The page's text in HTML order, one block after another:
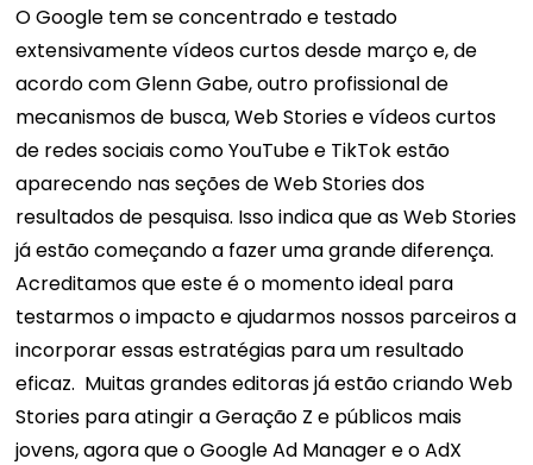
O Google tem se concentrado e testado
extensivamente vídeos curtos desde março e, de
acordo com Glenn Gabe, outro profissional de
mecanismos de busca, Web Stories e vídeos curtos
de redes sociais como YouTube e TikTok estão
aparecendo nas seções de Web Stories dos
resultados de pesquisa. Isso indica que as Web Stories
já estão começando a fazer uma grande diferença.
Acreditamos que este é o momento ideal para
testarmos o impacto e ajudarmos nossos parceiros a
incorporar essas estratégias para um resultado
eficaz. Muitas grandes editoras já estão criando Web
Stories para atingir a Geração Z e públicos mais
jovens, agora que o Google Ad Manager e o AdX